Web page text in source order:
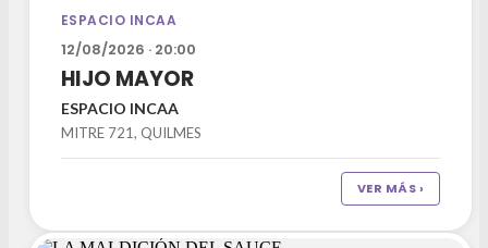
ESPACIO INCAA
12/08/2026 · 20:00
HIJO MAYOR
ESPACIO INCAA
MITRE 721, QUILMES
VER MÁS ›